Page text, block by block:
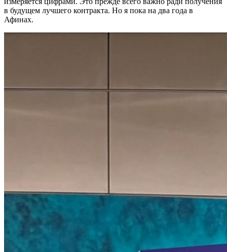
в будущем лучшего контракта. Но я пока на два года в
Афинах.